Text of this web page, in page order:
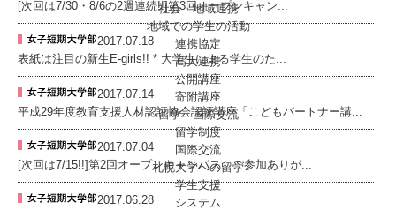
社会・地域連携
地域での学生の活動
連携協定
高大連携
公開講座
寄附講座
留学・国際交流
留学制度
国際交流
札幌大学への留学
学生支援
システム
[次回は7/30・8/6の2週連続!!]第3回オープンキャン...
2017.07.18
表紙は注目の新生E-girls!! * 大学生による学生のた...
2017.07.14
平成29年度教育支援人材認証協会認証講座「こどもパートナー講...
2017.07.04
[次回は7/15!!]第2回オープンキャンパス、ご参加ありが...
2017.06.28